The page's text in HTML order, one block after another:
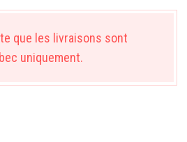
que les livraisons sont
uniquement.